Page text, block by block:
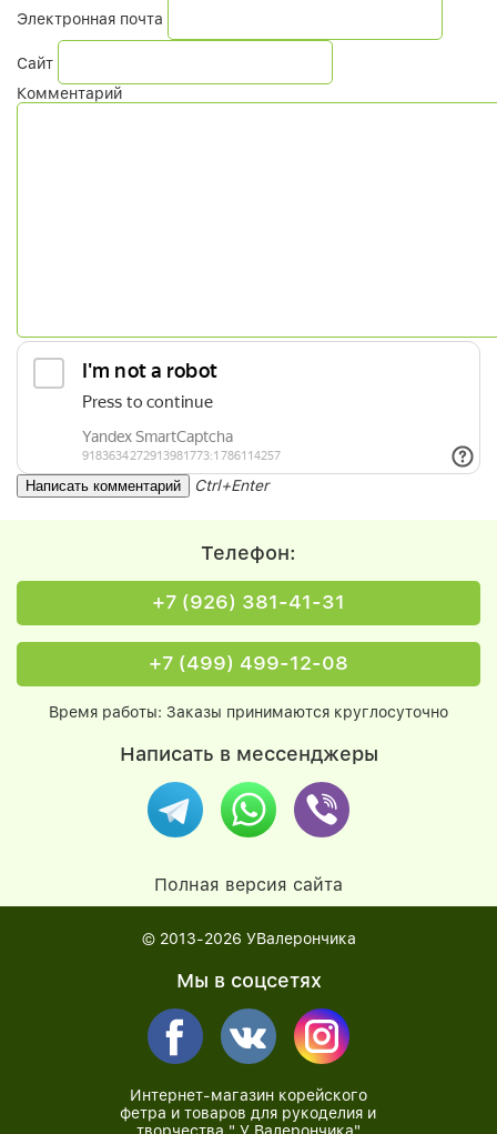
Электронная почта
Сайт
Комментарий
Ctrl+Enter
Телефон:
+7 (926) 381-41-31
+7 (499) 499-12-08
Время работы: Заказы принимаются круглосуточно
Написать в мессенджеры
Полная версия сайта
© 2013-2026 УВалерончика
Мы в соцсетях
Интернет-магазин корейского
фетра и товаров для рукоделия и